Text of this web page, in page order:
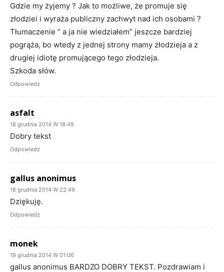
Gdzie my żyjemy ? Jak to możliwe, że promuje się
złodziei i wyraża publiczny zachwyt nad ich osobami ?
Tłumaczenie ” a ja nie wiedziałem” jeszcze bardziej
pogrąża, bo wtedy z jednej strony mamy złodzieja a z
drugiej idiotę promującego tego złodzieja.
Szkoda słów.
Odpowiedz
asfalt
18 grudnia 2014 W 18:49
Dobry tekst
Odpowiedz
gallus anonimus
18 grudnia 2014 W 22:49
Dziękuję.
Odpowiedz
monek
19 grudnia 2014 W 01:06
gallus anonimus BARDZO DOBRY TEKST. Pozdrawiam i